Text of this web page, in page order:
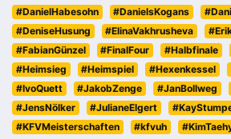
#DanielHabesohn
#DanielsKogans
#DeniseHusung
#ElinaVakhrusheva
#FabianGünzel
#FinalFour #Halbfinale
#Heimsieg
#Heimspiel #Hexenkessel
#IvoQuett
#JakobZenge #JanBollweg
#JensNölker
#JulianeElgert
#KFVMeisterschaften
#kfvuh